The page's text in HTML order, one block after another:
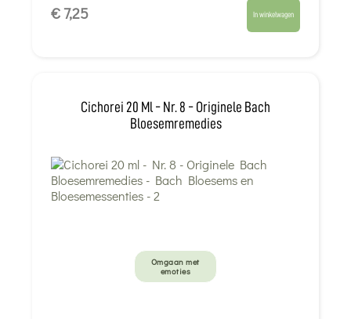
€ 7,25 In winkelwagen
Cichorei 20 Ml - Nr. 8 - Originele Bach
Bloesemremedies
Omgaan met
emoties